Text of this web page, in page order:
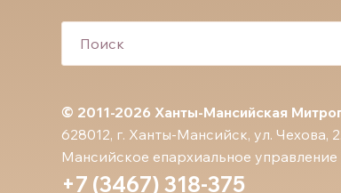
© 2011-2026 Ханты-Мансийская
628012, г. Ханты-Мансийск, ул. Чехова,
Мансийское епархиальное управление
+7 (3467) 318-375